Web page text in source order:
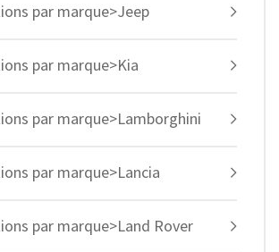
par marque>Jeep
par marque>Kia
par marque>Lamborghini
par marque>Lancia
par marque>Land Rover